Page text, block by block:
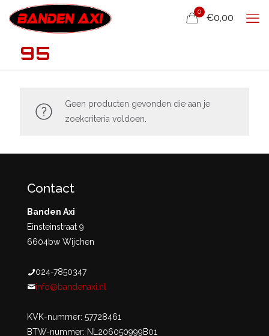
0
€0,00
95
Geen producten gevonden die aan je
zoekcriteria voldoen.
Contact
Banden Axi
Einsteinstraat 9
6604bw Wijchen
024-7850347
info@bandenaxi.nl
KVK-nummer: 57728461
BTW-nummer: NL206050999B01